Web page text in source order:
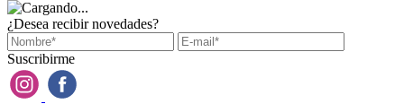
¿Desea recibir novedades?
Suscribirme